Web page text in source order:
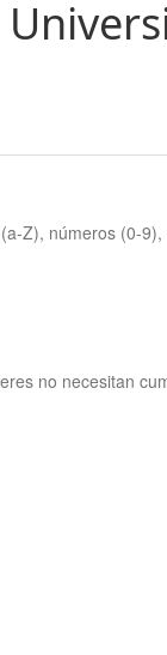
Z), números (0-
no necesitan